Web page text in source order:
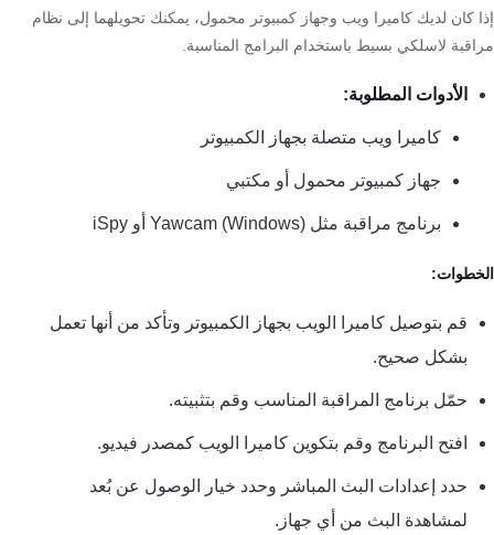
كان لديك كاميرا ويب وجهاز كمبيوتر محمول، يمكنك تحويلهما إلى نظام
لاسلكي بسيط باستخدام البرامج المناسبة.
الأدوات المطلوبة:
كاميرا ويب متصلة بجهاز الكمبيوتر
جهاز كمبيوتر محمول أو مكتبي
برنامج مراقبة مثل Yawcam (Windows) أو iSpy
قم بتوصيل كاميرا الويب بجهاز الكمبيوتر وتأكد من أنها تعمل
بشكل صحيح.
حمّل برنامج المراقبة المناسب وقم بتثبيته.
افتح البرنامج وقم بتكوين كاميرا الويب كمصدر فيديو.
حدد إعدادات البث المباشر وحدد خيار الوصول عن بُعد
لمشاهدة البث من أي جهاز.